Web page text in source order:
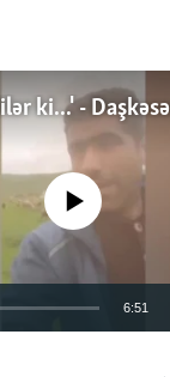
source currently
6:51